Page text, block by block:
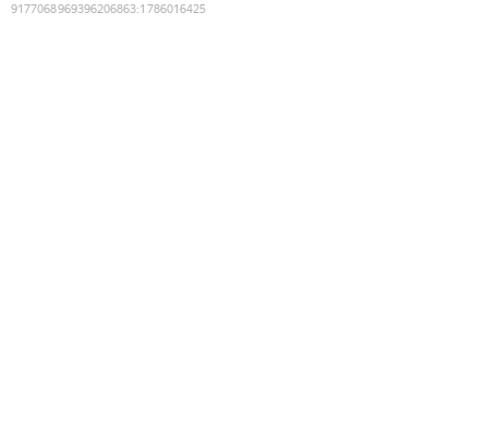
9177068969396206863:1786016425